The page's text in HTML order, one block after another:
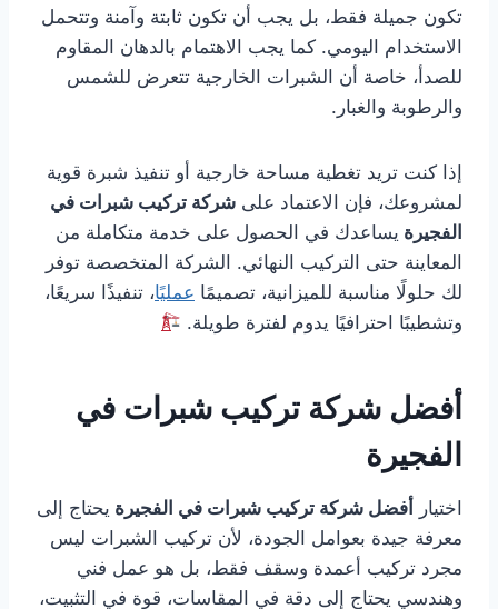
تكون جميلة فقط، بل يجب أن تكون ثابتة وآمنة وتتحمل
الاستخدام اليومي. كما يجب الاهتمام بالدهان المقاوم
للصدأ، خاصة أن الشبرات الخارجية تتعرض للشمس
والرطوبة والغبار.
إذا كنت تريد تغطية مساحة خارجية أو تنفيذ شبرة قوية
لمشروعك، فإن الاعتماد على شركة تركيب شبرات في
الفجيرة يساعدك في الحصول على خدمة متكاملة من
المعاينة حتى التركيب النهائي. الشركة المتخصصة توفر
لك حلولًا مناسبة للميزانية، تصميمًا عمليًا، تنفيذًا سريعًا،
وتشطيبًا احترافيًا يدوم لفترة طويلة.
أفضل شركة تركيب شبرات في
الفجيرة
اختيار أفضل شركة تركيب شبرات في الفجيرة يحتاج إلى
معرفة جيدة بعوامل الجودة، لأن تركيب الشبرات ليس
مجرد تركيب أعمدة وسقف فقط، بل هو عمل فني
وهندسي يحتاج إلى دقة في المقاسات، قوة في التثبيت،